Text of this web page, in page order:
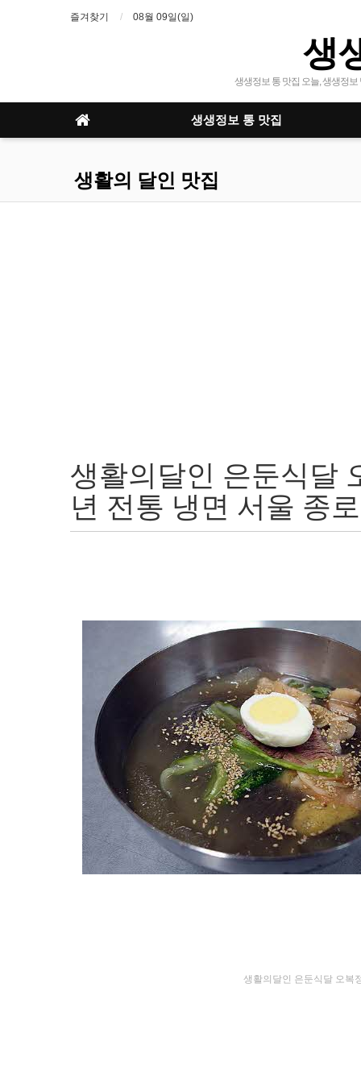
즐겨찾기 08월 09일(일)
생
생생정보 통 맛집 오늘, 생생정보
생생정보 통 맛집
생활의 달인 맛집
생활의달인 은둔식달
년 전통 냉면 서울 종
생활의달인 은둔식달 오복